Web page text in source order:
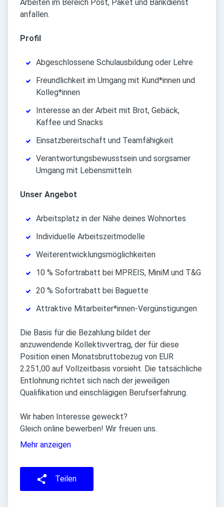
Arbeiten im Bereich Post, Paket und Bankdienst
anfallen.
Profil
Abgeschlossene Schulausbildung oder Lehre
Freundlichkeit im Umgang mit Kund*innen und
Kolleg*innen
Interesse an der Arbeit mit Brot, Gebäck,
Kaffee und Snacks
Einsatzbereitschaft und Teamfähigkeit
Verantwortungsbewusstsein und sorgsamer
Umgang mit Lebensmitteln
Unser Angebot
Arbeitsplatz in der Nähe deines Wohnortes
Individuelle Arbeitszeitmodelle
Weiterentwicklungsmöglichkeiten
10 % Sofortrabatt bei MPREIS, MiniM und T&G
20 % Sofortrabatt bei Baguette
Attraktive Mitarbeiter*innen-Vergünstigungen
Die Basis für die Bezahlung bildet der
anzuwendende Kollektivvertrag, der für diese
Position einen Monatsbruttobezug von EUR
2.251,00 auf Vollzeitbasis vorsieht. Die tatsächliche
Entlohnung richtet sich nach der jeweiligen
Qualifikation und einschlägigen Berufserfahrung.
Wir haben Interesse geweckt?
Gleich online bewerben! Wir freuen uns.
Mehr anzeigen
Teilen